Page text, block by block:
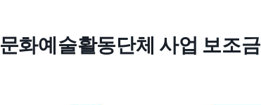
문화예술활동단체 사업 보조금